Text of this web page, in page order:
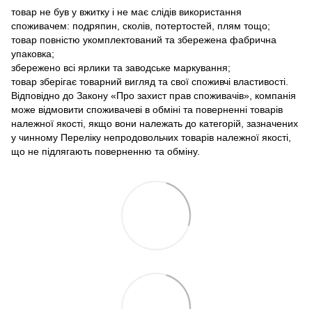
товар не був у вжитку і не має слідів використання
споживачем: подряпин, сколів, потертостей, плям тощо;
товар повністю укомплектований та збережена фабрична
упаковка;
збережено всі ярлики та заводське маркування;
товар зберігає товарний вигляд та свої споживчі властивості.
Відповідно до Закону «Про захист прав споживачів», компанія
може відмовити споживачеві в обміні та поверненні товарів
належної якості, якщо вони належать до категорій, зазначених
у чинному Переліку непродовольчих товарів належної якості,
що не підлягають поверненню та обміну.